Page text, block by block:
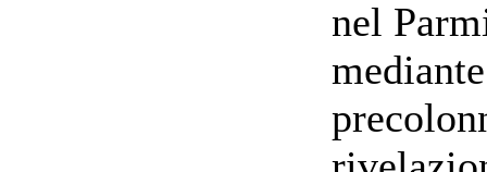
nel